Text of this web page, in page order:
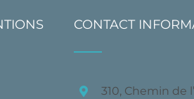
CONTACT
310, Chemin de